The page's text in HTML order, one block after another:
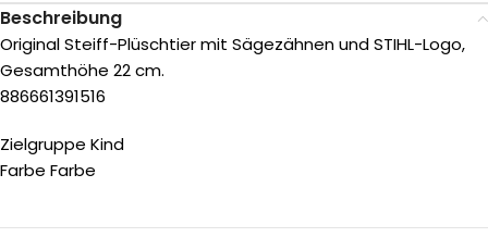
Beschreibung
Original Steiff-Plüschtier mit Sägezähnen und STIHL-Logo,
Gesamthöhe 22 cm.
886661391516
Zielgruppe Kind
Farbe Farbe